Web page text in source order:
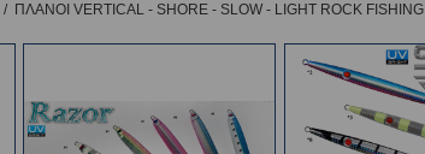
/ ΠΛΑΝΟΙ VERTICAL - SHORE - SLOW - LIGHT ROCK FISHING